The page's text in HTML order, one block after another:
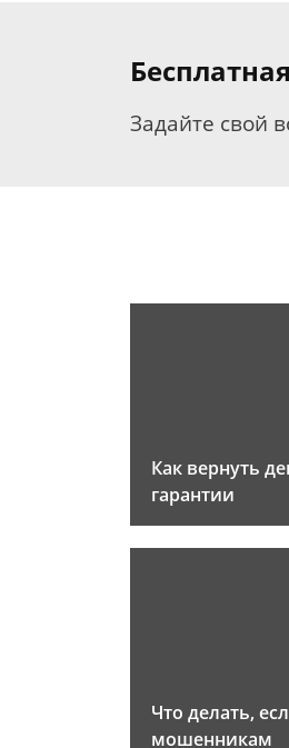
Задайте свой
Как вернуть
гарантии
Что делать,
мошенникам